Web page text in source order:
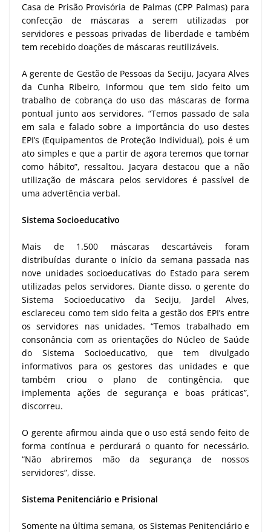
Casa de Prisão Provisória de Palmas (CPP Palmas) para
confecção de máscaras a serem utilizadas por
servidores e pessoas privadas de liberdade e também
tem recebido doações de máscaras reutilizáveis.
A gerente de Gestão de Pessoas da Seciju, Jacyara Alves
da Cunha Ribeiro, informou que tem sido feito um
trabalho de cobrança do uso das máscaras de forma
pontual junto aos servidores. “Temos passado de sala
em sala e falado sobre a importância do uso destes
EPI’s (Equipamentos de Proteção Individual), pois é um
ato simples e que a partir de agora teremos que tornar
como hábito”, ressaltou. Jacyara destacou que a não
utilização de máscara pelos servidores é passível de
uma advertência verbal.
Sistema Socioeducativo
Mais de 1.500 máscaras descartáveis foram
distribuídas durante o início da semana passada nas
nove unidades socioeducativas do Estado para serem
utilizadas pelos servidores. Diante disso, o gerente do
Sistema Socioeducativo da Seciju, Jardel Alves,
esclareceu como tem sido feita a gestão dos EPI’s entre
os servidores nas unidades. “Temos trabalhado em
consonância com as orientações do Núcleo de Saúde
do Sistema Socioeducativo, que tem divulgado
informativos para os gestores das unidades e que
também criou o plano de contingência, que
implementa ações de segurança e boas práticas”,
discorreu.
O gerente afirmou ainda que o uso está sendo feito de
forma contínua e perdurará o quanto for necessário.
“Não abriremos mão da segurança de nossos
servidores”, disse.
Sistema Penitenciário e Prisional
Somente na última semana, os Sistemas Penitenciário e